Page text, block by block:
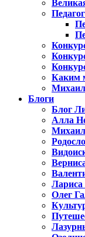
Каким
Блоги
Блог
Алла
Михаил
Лариса
Олег